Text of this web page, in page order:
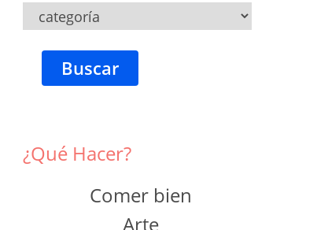
Buscar
¿Qué Hacer?
Comer bien
Arte